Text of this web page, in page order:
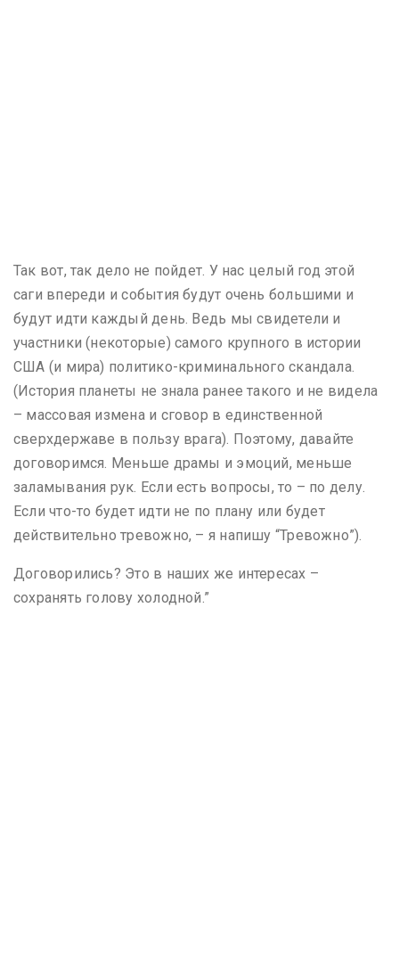
Так вот, так дело не пойдет. У нас целый год этой
саги впереди и события будут очень большими и
будут идти каждый день. Ведь мы свидетели и
участники (некоторые) самого крупного в истории
США (и мира) политико-криминального скандала.
(История планеты не знала ранее такого и не видела
– массовая измена и сговор в единственной
сверхдержаве в пользу врага). Поэтому, давайте
договоримся. Меньше драмы и эмоций, меньше
заламывания рук. Если есть вопросы, то – по делу.
Если что-то будет идти не по плану или будет
действительно тревожно, – я напишу “Тревожно”).
Договорились? Это в наших же интересах –
сохранять голову холодной.”